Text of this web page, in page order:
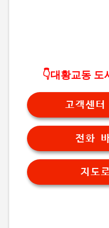
👇대황교동 도
고객센
전화
지도